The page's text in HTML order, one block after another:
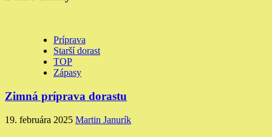
Príprava
Starší dorast
TOP
Zápasy
Zimná príprava dorastu
19. februára 2025 Martin Janurík